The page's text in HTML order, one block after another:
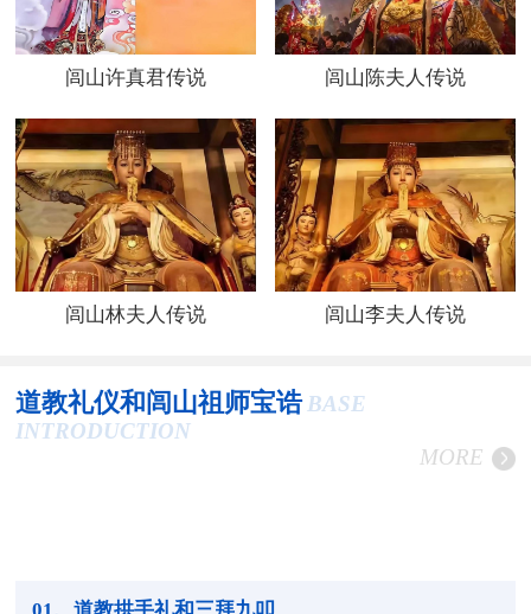
闾山许真君传说 闾山陈夫人传说
闾山林夫人传说 闾山李夫人传说
道教礼仪和闾山祖师宝诰 BASE
INTRODUCTION
MORE
01 、道教拱手礼和三拜九叩